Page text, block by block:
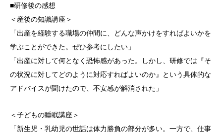
■研修後の感想
＜産後の知識講座＞
「出産を経験する職場の仲間に、どんな声かけをすればよいかを
学ぶことができた。ぜひ参考にしたい」
「出産に対して何となく恐怖感があった。しかし、研修では『そ
の状況に対してどのように対応すればよいのか』という具体的な
アドバイスが聞けたので、不安感が解消された」
＜子どもの睡眠講座＞
「新生児・乳幼児の世話は体力勝負の部分が多い。一方で、仕事